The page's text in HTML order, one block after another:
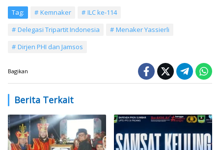
Tag: Kemnaker
ILC ke-114
Delegasi Tripartit Indonesia
Menaker Yassierli
Dirjen PHI dan Jamsos
Bagikan
Berita Terkait